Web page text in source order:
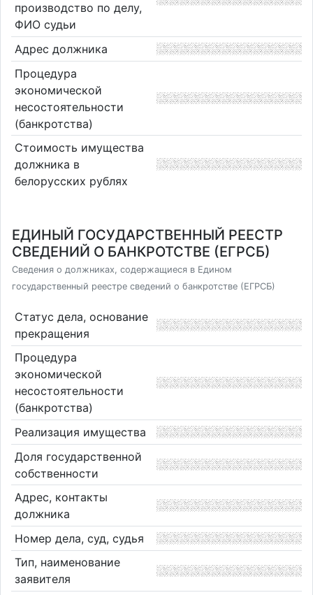
производство по делу,
ФИО судьи
Адрес должника
Процедура
экономической
несостоятельности
(банкротства)
Стоимость имущества
должника в
белорусских рублях
ЕДИНЫЙ ГОСУДАРСТВЕННЫЙ РЕЕСТР
СВЕДЕНИЙ О БАНКРОТСТВЕ (ЕГРСБ)
Сведения о должниках, содержащиеся в Едином
государственный реестре сведений о банкротстве (ЕГРСБ)
Статус дела, основание
прекращения
Процедура
экономической
несостоятельности
(банкротства)
Реализация имущества
Доля государственной
собственности
Адрес, контакты
должника
Номер дела, суд, судья
Тип, наименование
заявителя